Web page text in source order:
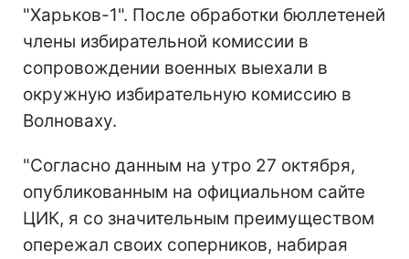
"Харьков-1". После обработки бюллетеней
члены избирательной комиссии в
сопровождении военных выехали в
окружную избирательную комиссию в
Волноваху.
"Согласно данным на утро 27 октября,
опубликованным на официальном сайте
ЦИК, я со значительным преимуществом
опережал своих соперников, набирая